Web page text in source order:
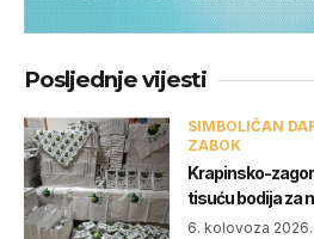
Posljednje vijesti
SIMBOLIČAN
ZABOK
Krapinsko-
tisuću bodija za
6. kolovoza 2026.